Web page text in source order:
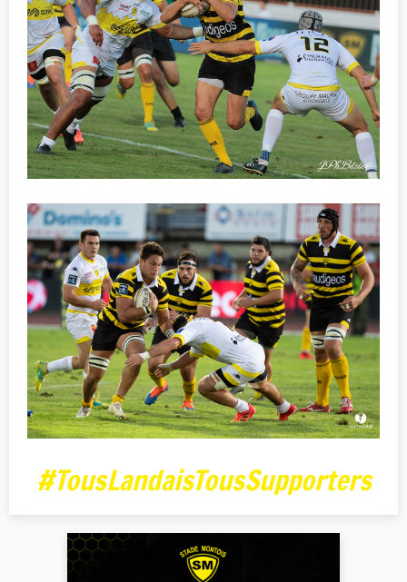
#TousLandaisTousSupporters